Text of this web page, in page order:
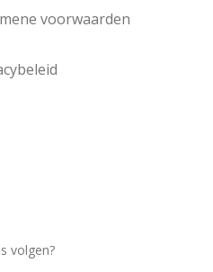
voorwaarden
volgen?